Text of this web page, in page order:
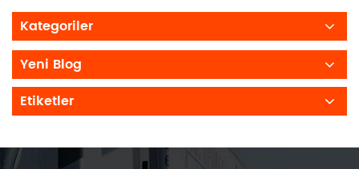
Kategoriler
Yeni Blog
Etiketler